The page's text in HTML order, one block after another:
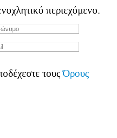
περιεχόμενο.
τουςΌρους